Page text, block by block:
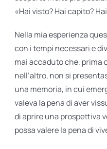
«Hai visto? Hai capito?
Nella mia esperienza
con i tempi necessari e
mai accaduto che, prima
nell’altro, non si
una memoria, in cui
valeva la pena di aver
di aprire una prospettiva
possa valere la pena di